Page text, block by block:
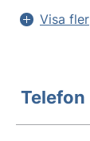
Visa fler
Telefon